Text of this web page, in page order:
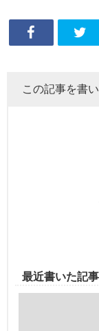
この記事を書い
最近書いた記事